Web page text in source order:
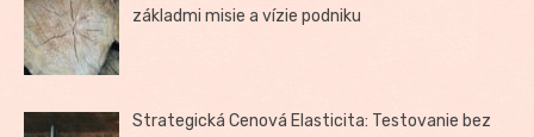
základmi misie a vízie podniku
Strategická Cenová Elasticita: Testovanie bez